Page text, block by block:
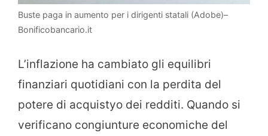
Buste paga in aumento per i dirigenti statali (Adobe)–
Bonificobancario.it
L’inflazione ha cambiato gli equilibri
finanziari quotidiani con la perdita del
potere di acquistyo dei redditi. Quando si
verificano congiunture economiche del